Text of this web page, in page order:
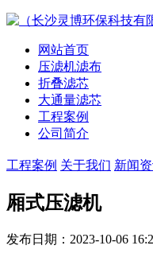
网站首页
压滤机滤布
折叠滤芯
大通量滤芯
工程案例
公司简介
工程案例 关于我们 新闻
厢式压滤机
发布日期：2023-10-06